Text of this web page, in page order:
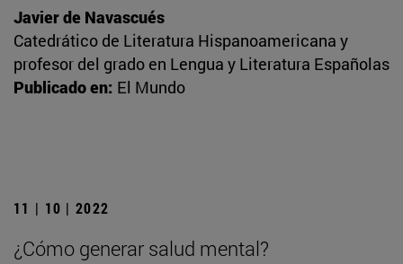
Javier de Navascués
Catedrático de Literatura Hispanoamericana y
profesor del grado en Lengua y Literatura Españolas
Publicado en: El Mundo
11 | 10 | 2022
¿Cómo generar salud mental?